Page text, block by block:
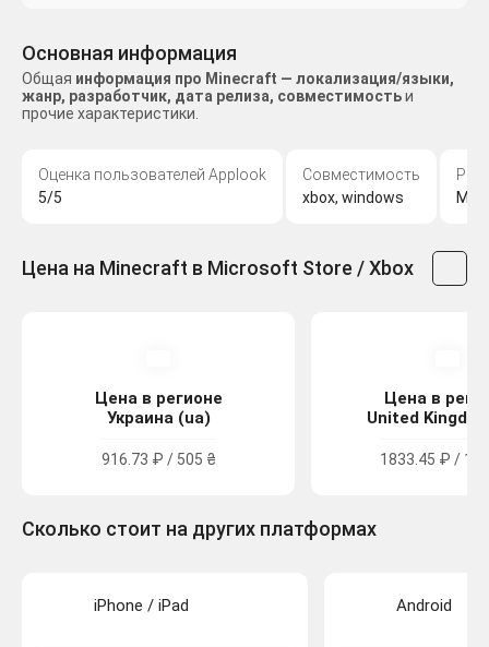
Основная информация
Общая информация про Minecraft — локализация/языки,
жанр, разработчик, дата релиза, совместимостьи
прочие характеристики.
Оценка пользователей Applook
5/5
Совместимость
xbox, windows
Цена на Minecraft в Microsoft Store / Xbox
Цена в регионе
Украина (ua)
916.73 ₽ / 505 ₴
Цена в
United
1833.45 ₽ /
Сколько стоит на других платформах
iPhone / iPad Android